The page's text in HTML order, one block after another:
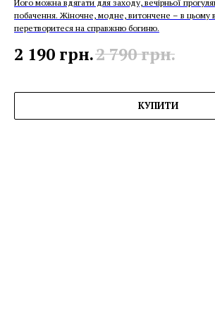
Його можна вдягати для заходу, вечірньої
побачення. Жіночне, модне, витончене – в цьому
перетворитеся на справжню богиню.
2 190 грн.2 790грн.
КУПИТИ